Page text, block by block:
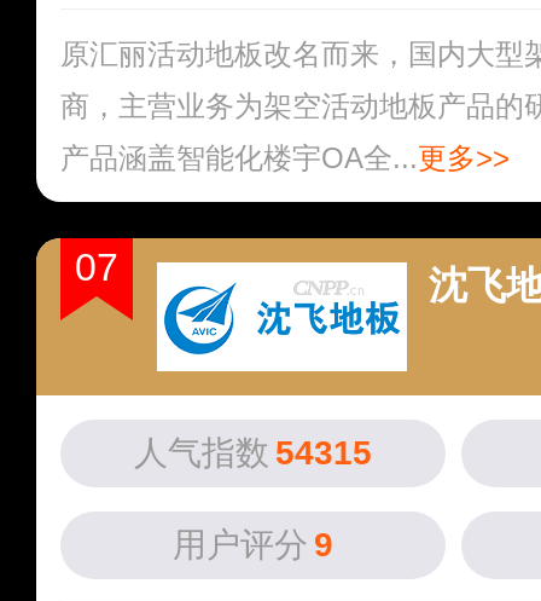
原汇丽活动地板改名而来，国内大型
商，主营业务为架空活动地板产品的
产品涵盖智能化楼宇OA全...更多>>
07 沈飞
人气指数 54315
用户评分 9